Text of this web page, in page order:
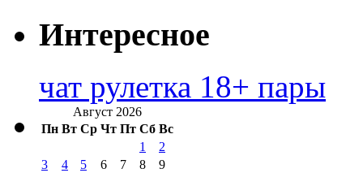
Интересное
чат рулетка 18+ пары
Август 2026
Пн Вт Ср Чт Пт Сб Вс
1
2
3
4 5 6 7 8
9